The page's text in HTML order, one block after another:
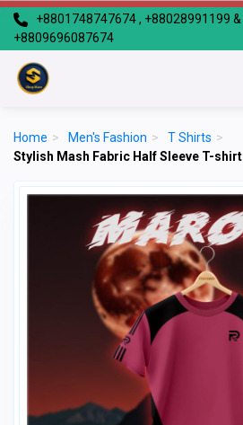
+8801748747674 , +88028991199 &
+8809696087674
Home > Men's Fashion > T Shirts >
Stylish Mash Fabric Half Sleeve T-shirt